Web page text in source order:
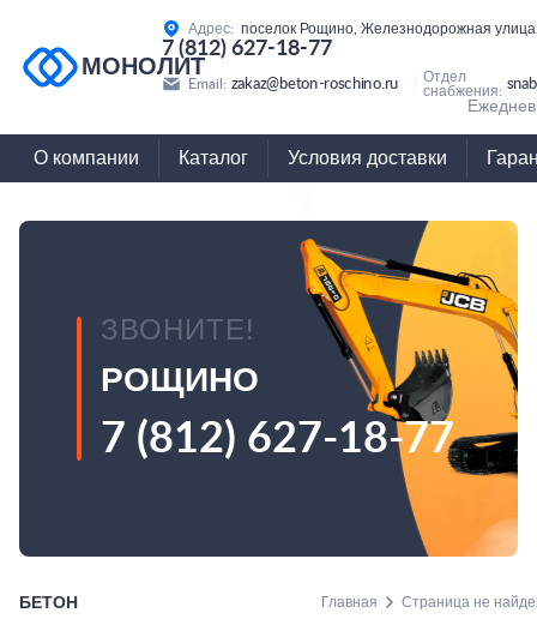
МОНОЛИТ
Адрес: поселок Рощино, Железнодорожная
7 (812) 627-18-77
Email: zakaz@beton-roschino.ru
Отдел
снабжения:
О компании Каталог Условия доставки
ЗВОНИТЕ!
РОЩИНО
7 (812) 627-18-77
БЕТОН Главная Страница не